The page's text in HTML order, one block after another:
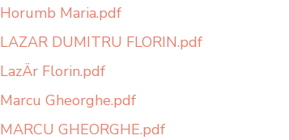
Horumb Maria.pdf
LAZAR DUMITRU FLORIN.pdf
LazÄr Florin.pdf
Marcu Gheorghe.pdf
MARCU GHEORGHE.pdf